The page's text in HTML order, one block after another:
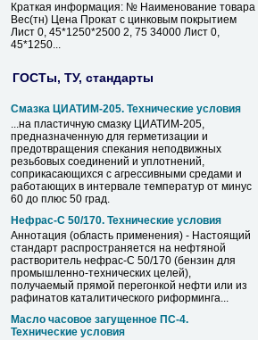
Краткая информация: № Наименование товара
Вес(тн) Цена Прокат с цинковым покрытием
Лист 0, 45*1250*2500 2, 75 34000 Лист 0,
45*1250...
ГОСТы, ТУ, стандарты
Смазка ЦИАТИМ-205. Технические условия
...на пластичную смазку ЦИАТИМ-205,
предназначенную для герметизации и
предотвращения спекания неподвижных
резьбовых соединений и уплотнений,
соприкасающихся с агрессивными средами и
работающих в интервале температур от минус
60 до плюс 50 град.
Нефрас-С 50/170. Технические условия
Аннотация (область применения) - Настоящий
стандарт распространяется на нефтяной
растворитель нефрас-С 50/170 (бензин для
промышленно-технических целей),
получаемый прямой перегонкой нефти или из
рафинатов каталитического риформинга...
Масло часовое загущенное ПС-4.
Технические условия